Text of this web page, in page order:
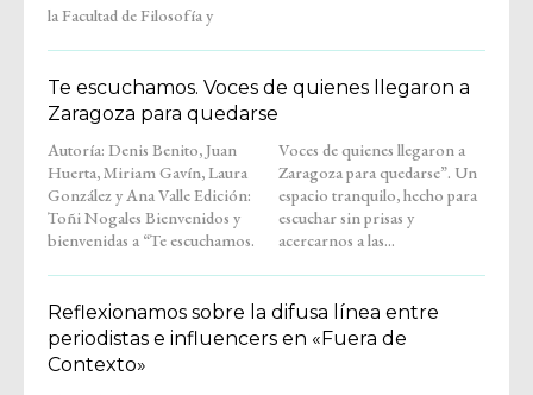
la Facultad de Filosofía y
Te escuchamos. Voces de quienes llegaron a
Zaragoza para quedarse
Autoría: Denis Benito, Juan
Huerta, Miriam Gavín, Laura
González y Ana Valle Edición:
Toñi Nogales Bienvenidos y
bienvenidas a “Te escuchamos.
Voces de quienes llegaron a
Zaragoza para quedarse”. Un
espacio tranquilo, hecho para
escuchar sin prisas y
acercarnos a las...
Reflexionamos sobre la difusa línea entre
periodistas e influencers en «Fuera de
Contexto»